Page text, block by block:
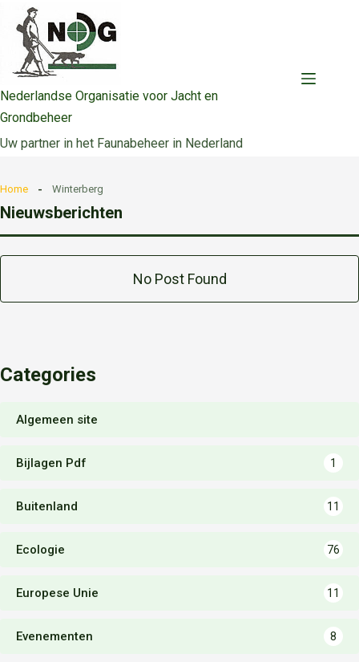
naar
inhoud
Nederlandse Organisatie voor Jacht en
Grondbeheer
Uw partner in het Faunabeheer in Nederland
Home Winterberg
Nieuwsberichten
No Post Found
Categories
Algemeen site
Bijlagen Pdf 1
Buitenland 11
Ecologie 76
Europese Unie 11
Evenementen 8